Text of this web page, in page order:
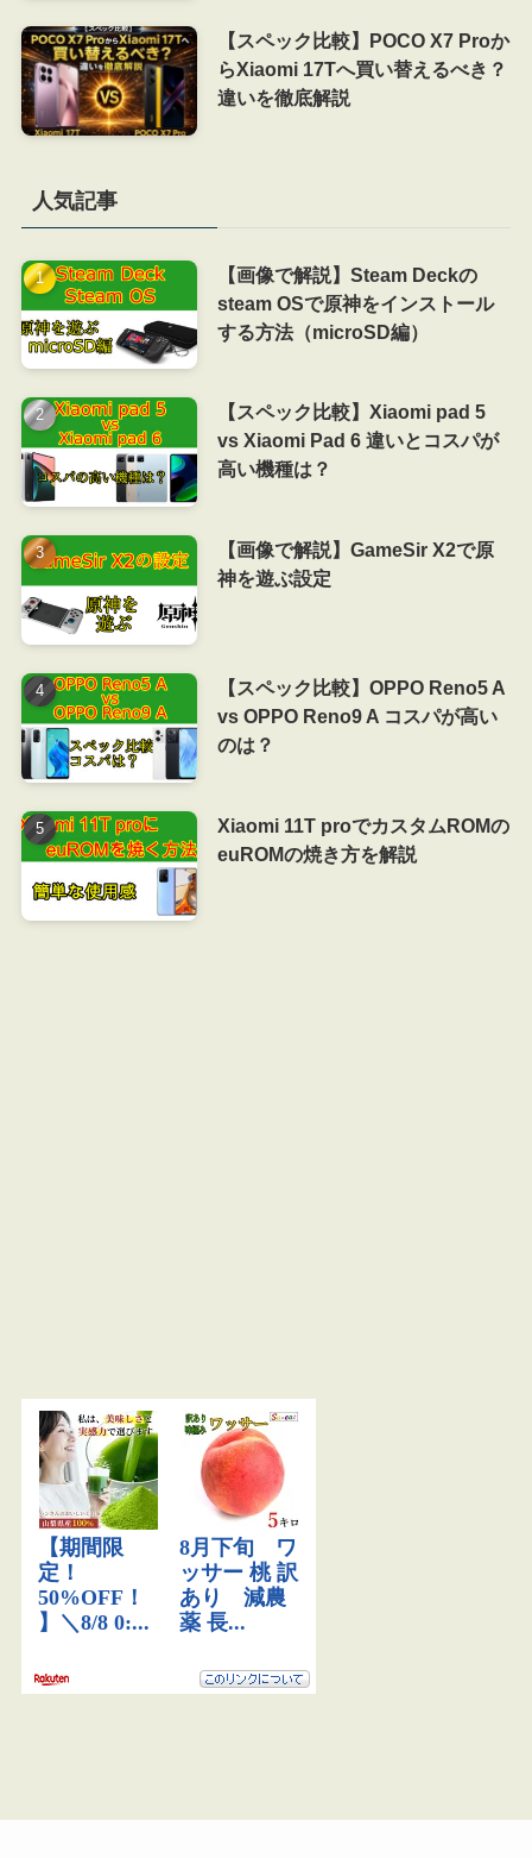
【スペック比較】POCO X7 Proか
らXiaomi 17Tへ買い替えるべき？
違いを徹底解説
人気記事
【画像で解説】Steam Deckの
steam OSで原神をインストール
する方法（microSD編）
【スペック比較】Xiaomi pad 5
vs Xiaomi Pad 6 違いとコスパが
高い機種は？
【画像で解説】GameSir X2で原
神を遊ぶ設定
【スペック比較】OPPO Reno5 A
vs OPPO Reno9 A コスパが高い
のは？
Xiaomi 11T proでカスタムROMの
euROMの焼き方を解説